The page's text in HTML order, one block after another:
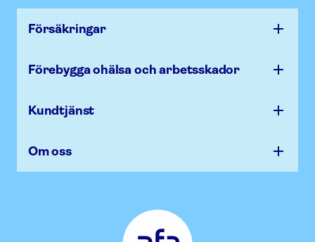
Försäk­ringar
Förebygga ohälsa och arbets­skador
Kundtjänst
Om oss
Försäkring